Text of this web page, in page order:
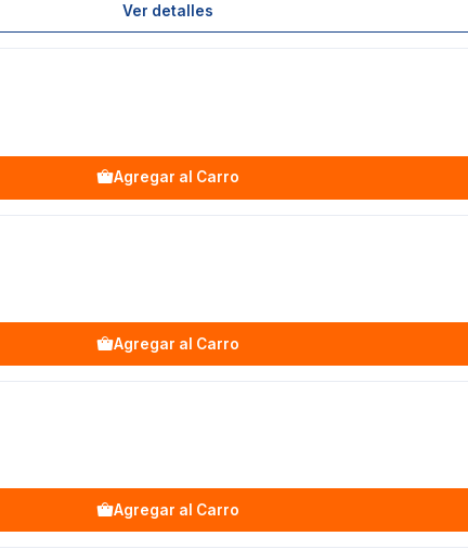
Ver detalles
Agregar al Carro
Agregar al Carro
Agregar al Carro